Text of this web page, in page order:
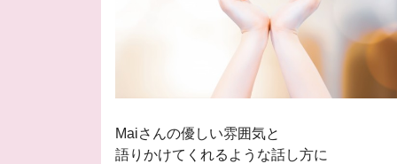
Maiさんの優しい雰囲気と
語りかけてくれるような話し方に